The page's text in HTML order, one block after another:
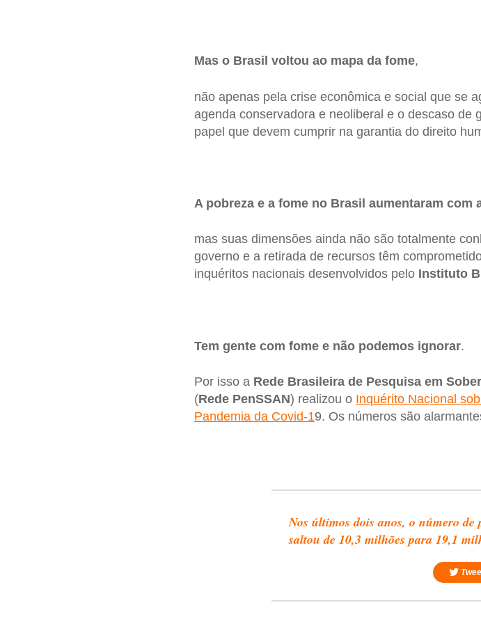
Mas o Brasil voltou ao mapa da fome,
não apenas pela crise econômica e social que se
agenda conservadora e neoliberal e o descaso de
papel que devem cumprir na garantia do direito
A pobreza e a fome no Brasil aumentaram com
mas suas dimensões ainda não são totalmente
governo e a retirada de recursos têm
inquéritos nacionais desenvolvidos pelo Instituto
Tem gente com fome e não podemos ignorar.
Por isso a Rede Brasileira de Pesquisa em
(Rede PenSSAN) realizou o Inquérito Nacional
Pandemia da Covid-19. Os números são
Nos últimos dois anos, o número de
saltou de 10,3 milhões para 19,1